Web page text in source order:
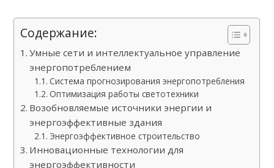
Содержание:
Умные сети и интеллектуальное управление
энергопотреблением
Система прогнозирования энергопотребления
Оптимизация работы светотехники
Возобновляемые источники энергии и
энергоэффективные здания
Энергоэффективное строительство
Инновационные технологии для
энергоэффективности